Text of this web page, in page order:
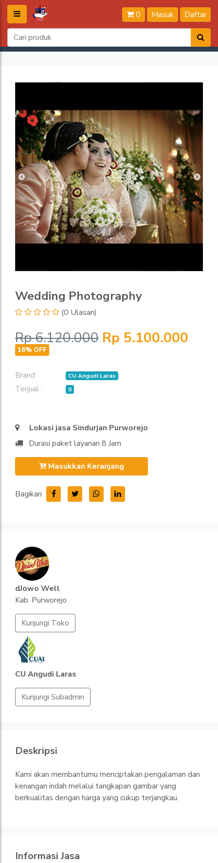
0 Masuk Daftar
Wedding Photography
(0 Ulasan)
Rp 6.120.000 Rp 5.100.000
16% OFF
Brand CU Angudi Laras
Terjual : 0
Lokasi jasa Sindurjan Purworejo
Durasi paket layanan 8 Jam
Masukkan Keranjang
Bagikan
dJowo Well
Kab. Purworejo
Kunjungi Toko
CU Angudi Laras
Kunjungi Subadmin
Deskripsi
Kami akan membantumu menciptakan pengalaman dan
kenangan indah melalui tangkapan gambar yang
berkualitas dengan harga yang cukup terjangkau.
Informasi Jasa